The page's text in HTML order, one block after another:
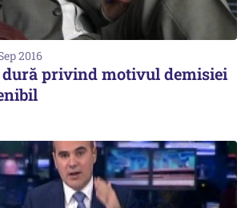
2016
dură privind motivul demisiei